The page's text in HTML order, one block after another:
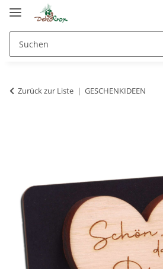
Zurück zur Liste GESCHENKIDEEN